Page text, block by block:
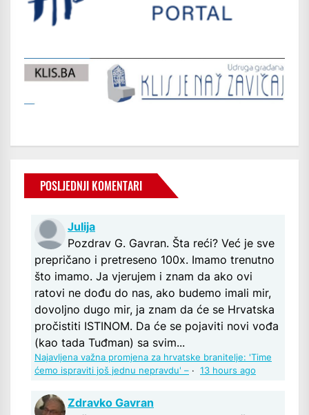
POSLJEDNJI KOMENTARI
Julija
Pozdrav G. Gavran. Šta reći? Već je sve
prepričano i pretreseno 100x. Imamo trenutno
što imamo. Ja vjerujem i znam da ako ovi
ratovi ne dođu do nas, ako budemo imali mir,
dovoljno dugo mir, ja znam da će se Hrvatska
pročistiti ISTINOM. Da će se pojaviti novi vođa
(kao tada Tuđman) sa svim...
Najavljena važna promjena za hrvatske branitelje: 'Time
ćemo ispraviti još jednu nepravdu' – · 13 hours ago
Zdravko Gavran